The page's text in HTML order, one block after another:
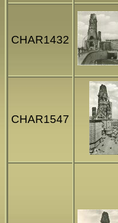
CHAR1432
CHAR1547